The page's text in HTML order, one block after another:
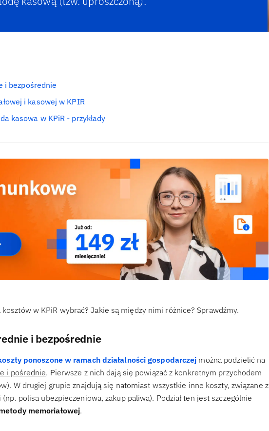
i bezpośrednie
i kasowej w KPIR
kasowa w KPiR - przykłady
w KPiR wybrać? Jakie są między nimi różnice? Sprawdźmy.
i bezpośrednie
ponoszone w ramach działalności gospodarczej można podzielić na
i pośrednie. Pierwsze z nich dają się powiązać z konkretnym przychodem
W drugiej grupie znajdują się natomiast wszystkie inne koszty, związane z
(np. polisa ubezpieczeniowa, zakup paliwa). Podział ten jest szczególnie
memoriałowej.